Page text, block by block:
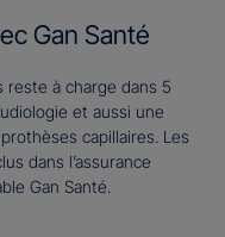
Gan Santé
reste à charge dans 5
et aussi une
capillaires. Les
dans l’assurance
Gan Santé.